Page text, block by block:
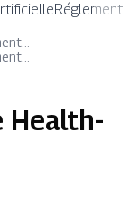
Health-